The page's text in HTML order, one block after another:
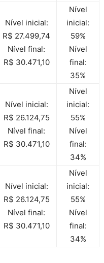
Nível inicial:
R$ 27.499,74
Nível final:
R$ 30.471,10
Nível
inicial:
59%
Nível
final:
35%
Nível inicial:
R$ 26.124,75
Nível final:
R$ 30.471,10
Nível
inicial:
55%
Nível
final:
34%
Nível inicial:
R$ 26.124,75
Nível final:
R$ 30.471,10
Nível
inicial:
55%
Nível
final:
34%